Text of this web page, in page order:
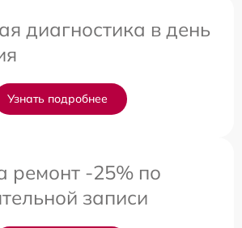
диагностика в день
Узнать подробнее
ремонт -25% по
записи